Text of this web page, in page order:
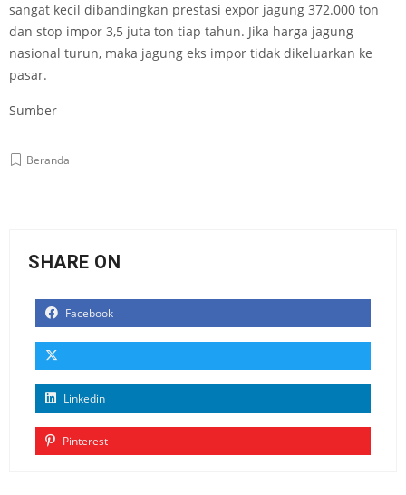
sangat kecil dibandingkan prestasi expor jagung 372.000 ton
dan stop impor 3,5 juta ton tiap tahun. Jika harga jagung
nasional turun, maka jagung eks impor tidak dikeluarkan ke
pasar.
Sumber
Beranda
SHARE ON
Facebook
Linkedin
Pinterest